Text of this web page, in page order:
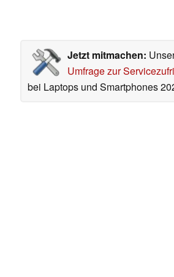
Jetzt mitmachen:
Umfrage zur
bei Laptops und Smartphones